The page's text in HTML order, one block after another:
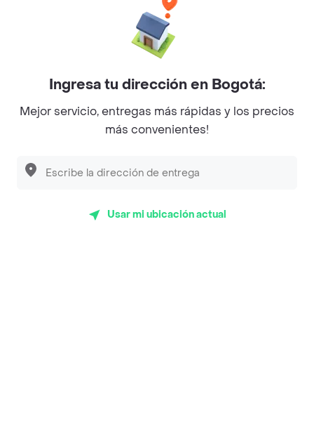
Google play
Pide tu comida favorita cerca de ti
Categorías
Ingresa tu dirección en Bogotá:
Mejor servicio, entregas más rápidas y los precios
más convenientes!
Usar mi ubicación actual